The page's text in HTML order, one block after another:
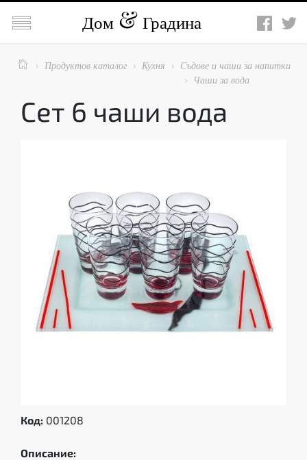
 Дом Градина
  Продуктов каталог  Кухня  Съдове и чаши за напитки
 Чаши за вода
Сет 6 чаши вода
Код: 001208
Описание: